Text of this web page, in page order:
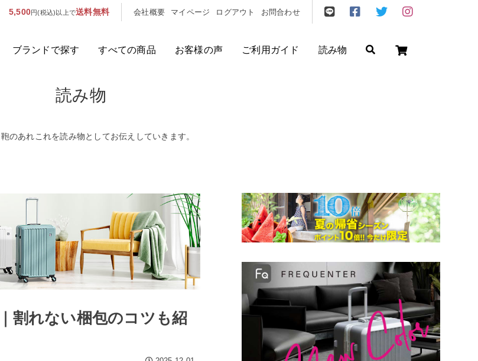
5,500円(税込)以上で送料無料 会社概要 マイページ ログアウト お問合わせ
ブランドで探す すべての商品 お客様の声 ご利用ガイド 読み物
人気のキーワード：
容量から探す
泊数から探す
価格
〜
検索する
読み物
のあれこれを読み物としてお伝えしていきます。
割れない梱包のコツも紹